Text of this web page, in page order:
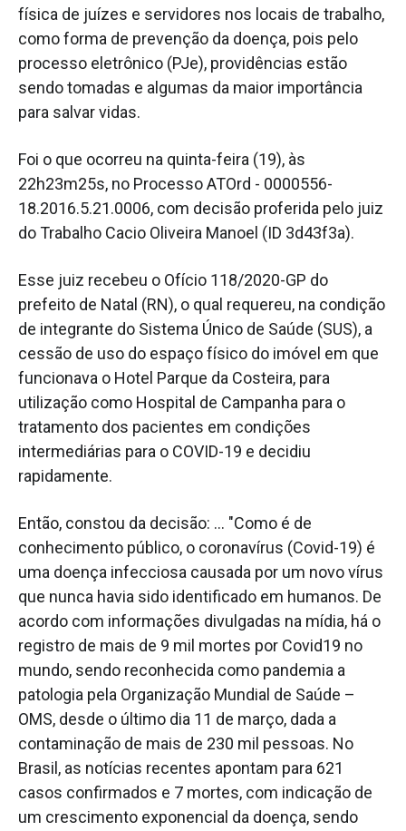
física de juízes e servidores nos locais de trabalho,
como forma de prevenção da doença, pois pelo
processo eletrônico (PJe), providências estão
sendo tomadas e algumas da maior importância
para salvar vidas.
Foi o que ocorreu na quinta-feira (19), às
22h23m25s, no Processo ATOrd - 0000556-
18.2016.5.21.0006, com decisão proferida pelo juiz
do Trabalho Cacio Oliveira Manoel (ID 3d43f3a).
Esse juiz recebeu o Ofício 118/2020-GP do
prefeito de Natal (RN), o qual requereu, na condição
de integrante do Sistema Único de Saúde (SUS), a
cessão de uso do espaço físico do imóvel em que
funcionava o Hotel Parque da Costeira, para
utilização como Hospital de Campanha para o
tratamento dos pacientes em condições
intermediárias para o COVID-19 e decidiu
rapidamente.
Então, constou da decisão: ... "Como é de
conhecimento público, o coronavírus (Covid-19) é
uma doença infecciosa causada por um novo vírus
que nunca havia sido identificado em humanos. De
acordo com informações divulgadas na mídia, há o
registro de mais de 9 mil mortes por Covid19 no
mundo, sendo reconhecida como pandemia a
patologia pela Organização Mundial de Saúde –
OMS, desde o último dia 11 de março, dada a
contaminação de mais de 230 mil pessoas. No
Brasil, as notícias recentes apontam para 621
casos confirmados e 7 mortes, com indicação de
um crescimento exponencial da doença, sendo